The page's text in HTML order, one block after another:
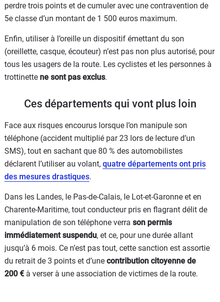
perdre trois points et de cumuler avec une contravention de
5e classe d’un montant de 1 500 euros maximum.
Enfin, utiliser à l’oreille un dispositif émettant du son
(oreillette, casque, écouteur) n’est pas non plus autorisé, pour
tous les usagers de la route. Les cyclistes et les personnes à
trottinette ne sont pas exclus.
Ces départements qui vont plus loin
Face aux risques encourus lorsque l’on manipule son
téléphone (accident multiplié par 23 lors de lecture d’un
SMS), tout en sachant que 80 % des automobilistes
déclarent l’utiliser au volant, quatre départements ont pris
des mesures drastiques.
Dans les Landes, le Pas-de-Calais, le Lot-et-Garonne et en
Charente-Maritime, tout conducteur pris en flagrant délit de
manipulation de son téléphone verra son permis
immédiatement suspendu, et ce, pour une durée allant
jusqu’à 6 mois. Ce n’est pas tout, cette sanction est assortie
du retrait de 3 points et d’une contribution citoyenne de
200 € à verser à une association de victimes de la route.